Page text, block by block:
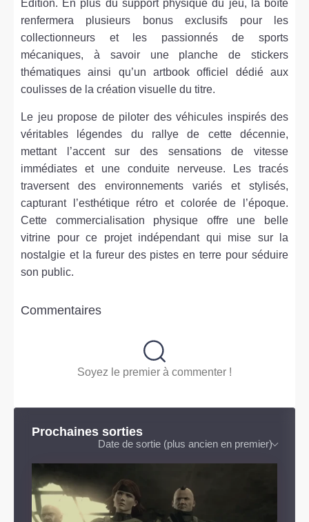
Edition. En plus du support physique du jeu, la boîte
renfermera plusieurs bonus exclusifs pour les
collectionneurs et les passionnés de sports
mécaniques, à savoir une planche de stickers
thématiques ainsi qu’un artbook officiel dédié aux
coulisses de la création visuelle du titre.
Le jeu propose de piloter des véhicules inspirés des
véritables légendes du rallye de cette décennie,
mettant l’accent sur des sensations de vitesse
immédiates et une conduite nerveuse. Les tracés
traversent des environnements variés et stylisés,
capturant l’esthétique rétro et colorée de l’époque.
Cette commercialisation physique offre une belle
vitrine pour ce projet indépendant qui mise sur la
nostalgie et la fureur des pistes en terre pour séduire
son public.
Commentaires
Soyez le premier à commenter !
Prochaines sorties
Date de sortie (plus ancien en premier)